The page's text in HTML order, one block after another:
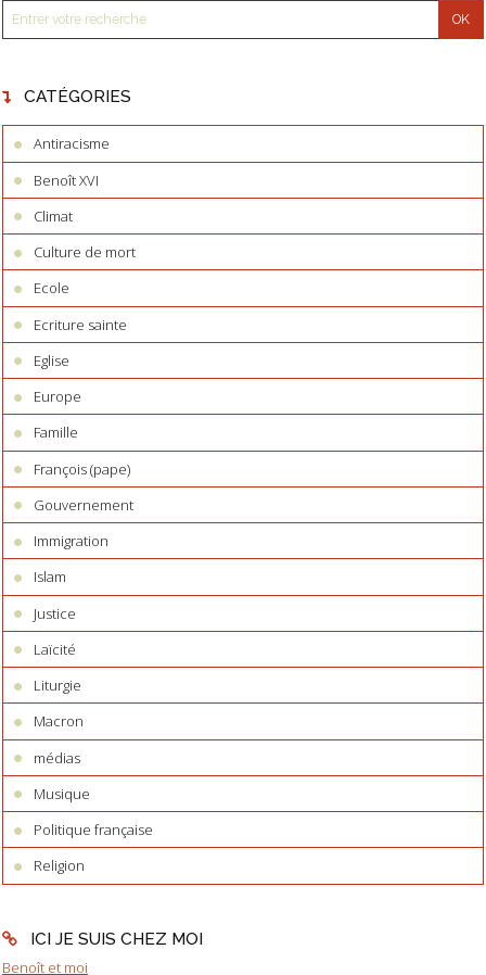
CATÉGORIES
Antiracisme
Benoît XVI
Climat
Culture de mort
Ecole
Ecriture sainte
Eglise
Europe
Famille
François (pape)
Gouvernement
Immigration
Islam
Justice
Laïcité
Liturgie
Macron
médias
Musique
Politique française
Religion
ICI JE SUIS CHEZ MOI
Benoît et moi